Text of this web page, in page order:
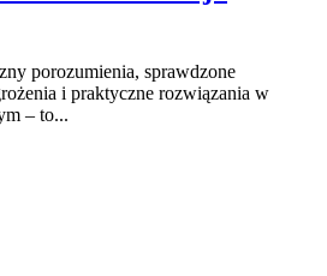
porozumienia, sprawdzone
i praktyczne rozwiązania w
– to...